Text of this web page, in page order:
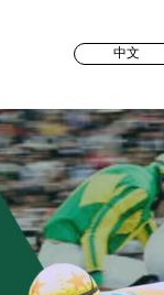
中文